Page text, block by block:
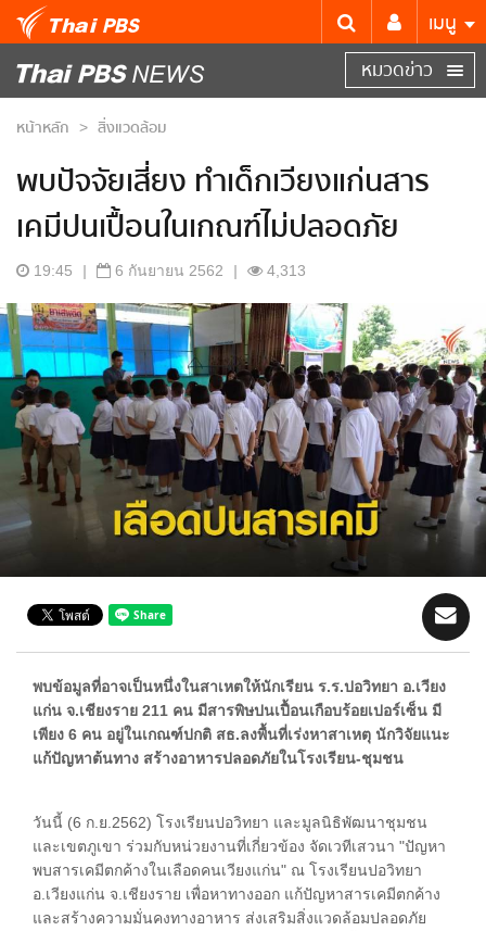
เมนู
หมวดข่าว
หน้าหลัก > สิ่งแวดล้อม
พบปัจจัยเสี่ยง ทำเด็กเวียงแก่นสาร
เคมีปนเปื้อนในเกณฑ์ไม่ปลอดภัย
19:45 | 6 กันยายน 2562 | 4,313
พบข้อมูลที่อาจเป็นหนึ่งในสาเหตให้นักเรียน ร.ร.ปอวิทยา อ.เวียง
แก่น จ.เชียงราย 211 คน มีสารพิษปนเปื้อนเกือบร้อยเปอร์เซ็น มี
เพียง 6 คน อยู่ในเกณฑ์ปกติ สธ.ลงพื้นที่เร่งหาสาเหตุ นักวิจัยแนะ
แก้ปัญหาต้นทาง สร้างอาหารปลอดภัยในโรงเรียน-ชุมชน
วันนี้ (6 ก.ย.2562) โรงเรียนปอวิทยา และมูลนิธิพัฒนาชุมชน
และเขตภูเขา ร่วมกับหน่วยงานที่เกี่ยวข้อง จัดเวทีเสวนา "ปัญหา
พบสารเคมีตกค้างในเลือดคนเวียงแก่น" ณ โรงเรียนปอวิทยา
อ.เวียงแก่น จ.เชียงราย เพื่อหาทางออก แก้ปัญหาสารเคมีตกค้าง
และสร้างความมั่นคงทางอาหาร ส่งเสริมสิ่งแวดล้อมปลอดภัย